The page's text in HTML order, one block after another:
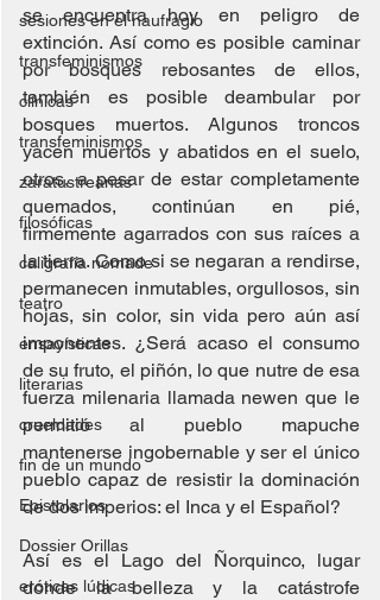
sesiones en el naufragio
transfeminismos
clínicas
transfeminismos
zaratustreanas
filosóficas
caligrafía nómade
teatro
ensayísticas
literarias
crueldades
fin de un mundo
Epistolarios
Dossier Orillas
eróticas lúdicas
se encuentra hoy en peligro de
extinción. Así como es posible caminar
por bosques rebosantes de ellos,
también es posible deambular por
bosques muertos. Algunos troncos
yacen muertos y abatidos en el suelo,
otros, a pesar de estar completamente
quemados, continúan en pié,
firmemente agarrados con sus raíces a
la tierra. Como si se negaran a rendirse,
permanecen inmutables, orgullosos, sin
hojas, sin color, sin vida pero aún así
imponentes. ¿Será acaso el consumo
de su fruto, el piñón, lo que nutre de esa
fuerza milenaria llamada newen que le
permitió al pueblo mapuche
mantenerse ingobernable y ser el único
pueblo capaz de resistir la dominación
de dos imperios: el Inca y el Español?
Así es el Lago del Ñorquinco, lugar
donde la belleza y la catástrofe